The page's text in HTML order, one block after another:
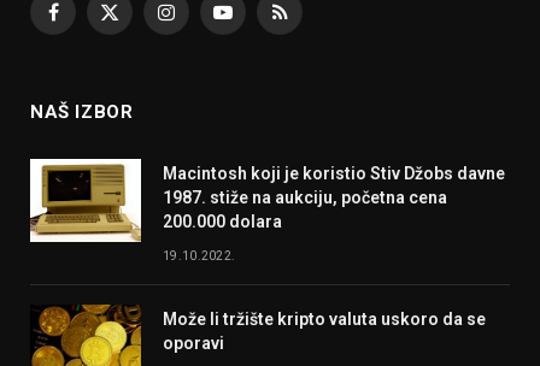
Facebook
X
InstagramYouTubeRSS
NAŠ IZBOR
Macintosh koji je koristio Stiv Džobs davne
1987. stiže na aukciju, početna cena
200.000 dolara
19.10.2022.
Može li tržište kripto valuta uskoro da se
oporavi